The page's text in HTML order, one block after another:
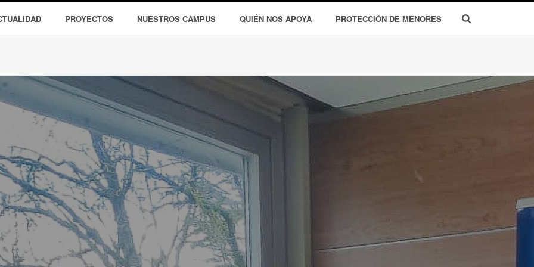
PROYECTOS NUESTROS CAMPUS QUIÉN NOS APOYA PROTECCIÓN DE MENORES